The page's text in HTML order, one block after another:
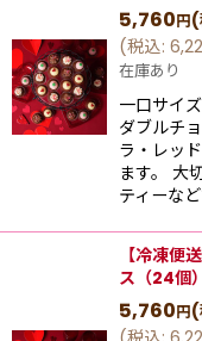
5,760円
(税込:
在庫あり
一口サイ
ダブルチ
ラ・レッ
ます。 大
ティーな
【冷凍便
ス（24個）
5,760円